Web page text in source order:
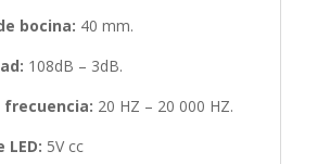
bocina: 40 mm.
108dB – 3dB.
frecuencia: 20 HZ – 20 000 HZ.
LED: 5V cc